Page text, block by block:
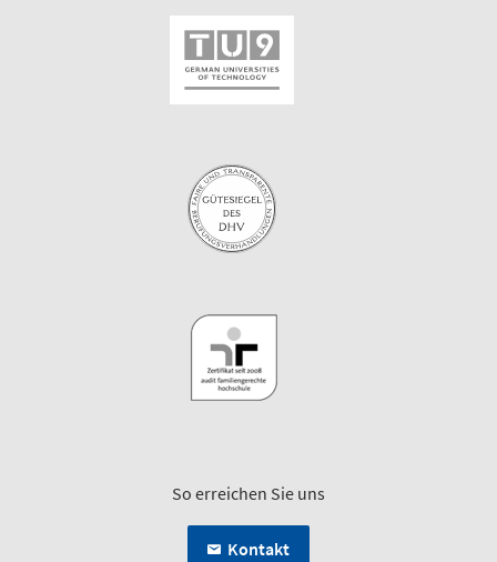
So erreichen Sie uns
Kontakt